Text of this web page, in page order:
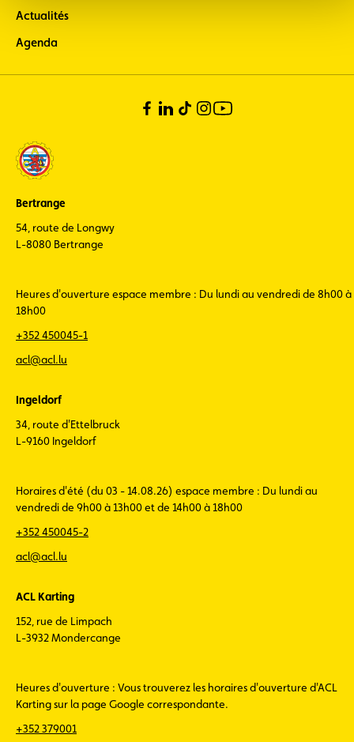
Actualités
Agenda
Bertrange
54, route de Longwy
L-8080 Bertrange
Heures d'ouverture espace membre : Du lundi au vendredi de 8h00 à
18h00
+352 450045-1
acl@acl.lu
Ingeldorf
34, route d'Ettelbruck
L-9160 Ingeldorf
Horaires d'été (du 03 - 14.08.26) espace membre : Du lundi au
vendredi de 9h00 à 13h00 et de 14h00 à 18h00
+352 450045-2
acl@acl.lu
ACL Karting
152, rue de Limpach
L-3932 Mondercange
Heures d'ouverture : Vous trouverez les horaires d'ouverture d'ACL
Karting sur la page Google correspondante.
+352 379001